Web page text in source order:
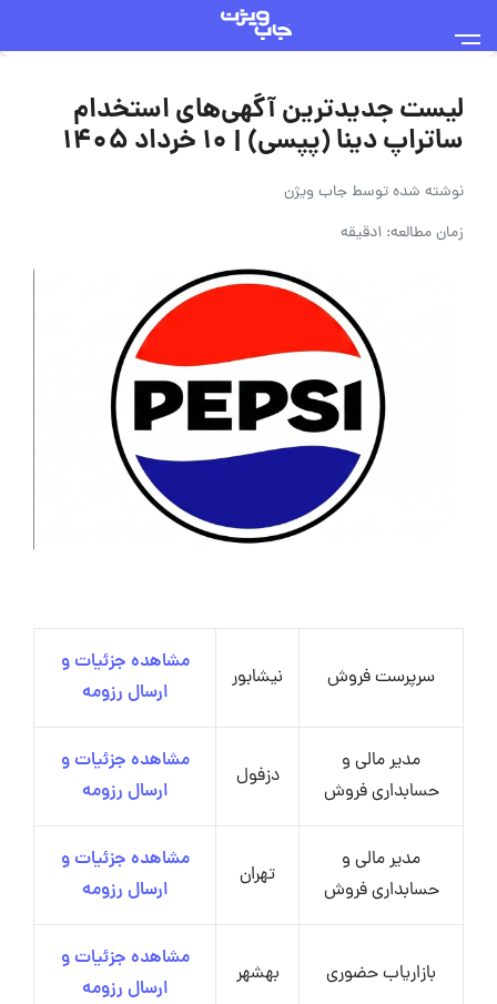
لیست جدیدترین آگهی‌های استخدام
ساتراپ دینا (پپسی) | ۱۰ خرداد ۱۴۰۵
نوشته شده توسطجاب ویژن
زمان مطالعه: 1دقیقه
سرپرست فروش نیشابور
مشاهده جزئیات و
ارسال رزومه
مدیر مالی و
حسابداری فروش
دزفول
مشاهده جزئیات و
ارسال رزومه
مدیر مالی و
حسابداری فروش
تهران
مشاهده جزئیات و
ارسال رزومه
بازاریاب حضوری بهشهر
مشاهده جزئیات و
ارسال رزومه